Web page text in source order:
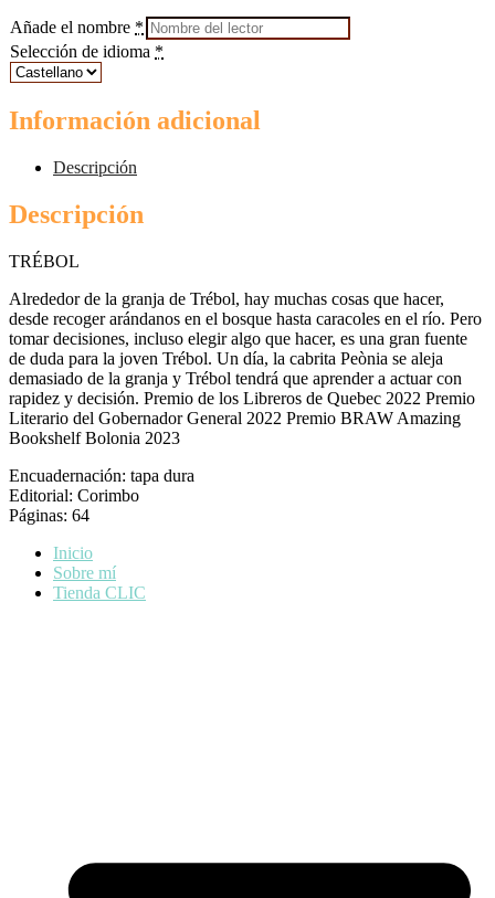
Añade el nombre *
Selección de idioma *
Información adicional
Descripción
Descripción
TRÉBOL
Alrededor de la granja de Trébol, hay muchas cosas que hacer,
desde recoger arándanos en el bosque hasta caracoles en el río. Pero
tomar decisiones, incluso elegir algo que hacer, es una gran fuente
de duda para la joven Trébol. Un día, la cabrita Peònia se aleja
demasiado de la granja y Trébol tendrá que aprender a actuar con
rapidez y decisión. Premio de los Libreros de Quebec 2022 Premio
Literario del Gobernador General 2022 Premio BRAW Amazing
Bookshelf Bolonia 2023
Encuadernación: tapa dura
Editorial: Corimbo
Páginas: 64
Inicio
Sobre mí
Tienda CLIC